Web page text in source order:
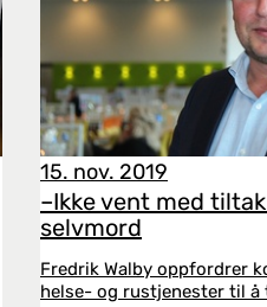
15. nov. 2019
–Ikke vent med
selvmord
Fredrik Walby oppfordrer
helse- og rustjenester til å